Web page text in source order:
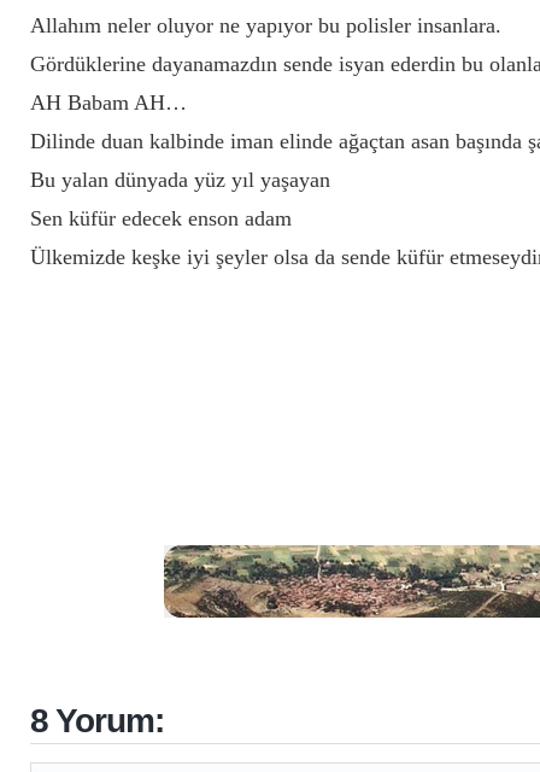
Allahım neler oluyor ne yapıyor bu polisler insanlara.
Gördüklerine dayanamazdın sende isyan ederdin bu
AH Babam AH…
Dilinde duan kalbinde iman elinde ağaçtan asan başında
Bu yalan dünyada yüz yıl yaşayan
Sen küfür edecek enson adam
Ülkemizde keşke iyi şeyler olsa da sende küfür
8 Yorum: